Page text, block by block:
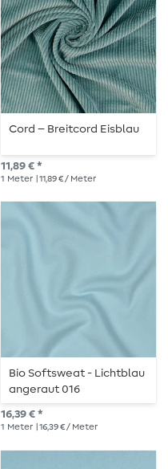
Cord – Breitcord Eisblau
11,89 € *
1 Meter | 11,89 € / Meter
Bio Softsweat - Lichtblau
angeraut 016
16,39 € *
1 Meter | 16,39 € / Meter